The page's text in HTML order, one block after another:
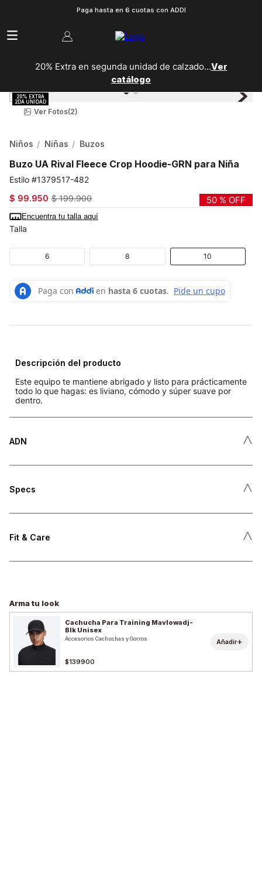
Paga hasta en 6 cuotas con ADDI
20% Extra en segunda unidad de calzado...Ver
catálogo
Ver Fotos(2)
Niños Niñas Buzos
Buzo UA Rival Fleece Crop Hoodie-GRN para Niña
1379517-482
$ 99.950 $ 199.900 50 % OFF
Encuentra tu talla aquí
Talla
10
6 8
Descripción del producto
Este equipo te mantiene abrigado y listo para prácticamente
todo lo que hagas: es liviano, cómodo y súper suave por
dentro.
ADN ˄
Specs ˄
Fit & Care ˄
Arma tu look
Cachucha Para Training Mavlowadj-
Blk Unisex
Accesorios Cachuchas y Gorros
$139900
Añadir+